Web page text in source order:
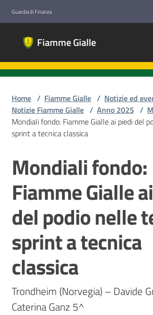
Guardia di Finanza
Fiamme Gialle
Gialle
Gruppi
Sportivi
Finanza
Chi
Discipline
Sezioni
giovanili
Paralimpico
Home / Fiamme Gialle / Notizie ed
Notizie Fiamme Gialle / Anno 2025 /
Mondiali fondo: Fiamme Gialle ai piedi del
sprint a tecnica classica
Salta al contenuto
Mondiali fondo:
Fiamme Gialle
del podio nelle
sprint a tecnica
classica
Trondheim (Norvegia) – Davide
Caterina Ganz 5^